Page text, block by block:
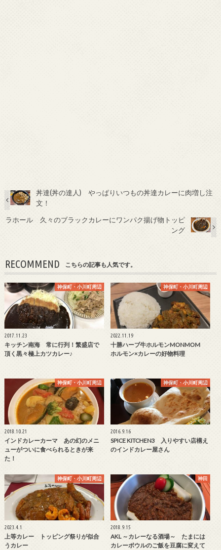
丼達(丼の達人) やっぱりいつもの丼達カレーに肉増し注
文！
ラホール 久々のブラックカレーにワンパク揚げ物トッピ
ング
RECOMMEND こちらの記事も人気です。
神保町・小川町周辺
2017.11.23
キッチン南海 常に行列！繁盛店で
頂く黒々極上カツカレー♪
神保町・小川町周辺
2022.11.19
十勝ハーブ牛ホルモンMONMOM
ホルモン×カレーの好物料理
神保町・小川町周辺
2018.10.21
インドカレーカーマ あの幻のメニ
ューがついに食べられるときが来
た！
神保町・小川町周辺
2016.9.16
SPICE KITCHEN3 入りやすい店構え
のインドカレー屋さん
神保町・小川町周辺
2023.4.1
上等カレー トッピング祭りが似合
うカレー
神田
2018.9.15
AKL ～カレーなる酒場～ たまには
カレーボウルのご飯を豆腐に変えて